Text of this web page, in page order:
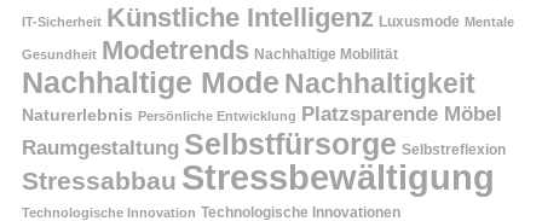
IT-Sicherheit Künstliche Intelligenz Luxusmode Mentale
Gesundheit Modetrends Nachhaltige Mobilität
Nachhaltige Mode Nachhaltigkeit
Naturerlebnis Persönliche Entwicklung Platzsparende Möbel
Raumgestaltung Selbstfürsorge Selbstreflexion
Stressabbau Stressbewältigung
Technologische Innovation Technologische Innovationen